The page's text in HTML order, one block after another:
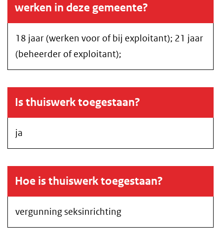
werken in deze gemeente?
18 jaar (werken voor of bij exploitant); 21 jaar
(beheerder of exploitant);
Is thuiswerk toegestaan?
ja
Hoe is thuiswerk toegestaan?
vergunning seksinrichting